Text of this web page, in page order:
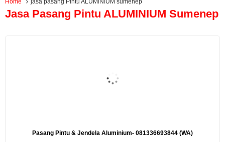
Home jasa pasang Pintu ALUMINIUM sumenep
Jasa Pasang Pintu ALUMINIUM Sumenep
Pasang Pintu & Jendela Aluminium- 081336693844 (WA)